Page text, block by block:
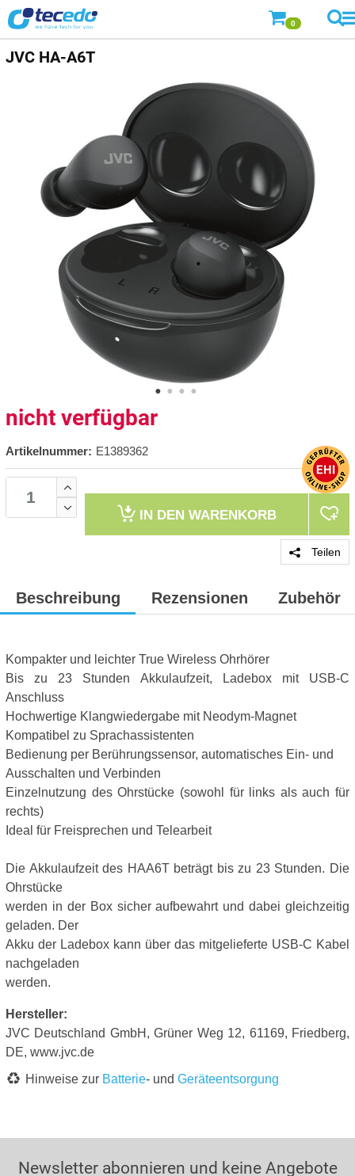
0
JVC HA-A6T
nicht verfügbar
Artikelnummer: E1389362
IN DEN WARENKORB
Teilen
Beschreibung Rezensionen Zubehör
Kompakter und leichter True Wireless Ohrhörer
Bis zu 23 Stunden Akkulaufzeit, Ladebox mit USB-C
Anschluss
Hochwertige Klangwiedergabe mit Neodym-Magnet
Kompatibel zu Sprachassistenten
Bedienung per Berührungssensor, automatisches Ein- und
Ausschalten und Verbinden
Einzelnutzung des Ohrstücke (sowohl für links als auch für
rechts)
Ideal für Freisprechen und Telearbeit
Die Akkulaufzeit des HAA6T beträgt bis zu 23 Stunden. Die
Ohrstücke
werden in der Box sicher aufbewahrt und dabei gleichzeitig
geladen. Der
Akku der Ladebox kann über das mitgelieferte USB-C Kabel
nachgeladen
werden.
Hersteller:
JVC Deutschland GmbH, Grüner Weg 12, 61169, Friedberg,
DE, www.jvc.de
Hinweise zur Batterie- und Geräteentsorgung
Newsletter abonnieren und keine Angebote